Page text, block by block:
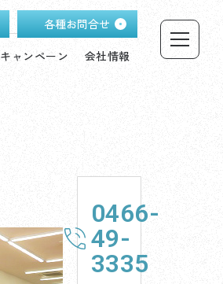
キャンペーン 会社情報
各種お問合せ
0466-
49-
3335
店
舗
へ
W
E